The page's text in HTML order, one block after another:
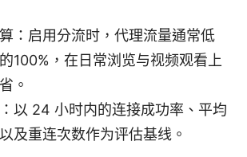
：启用分流时，代理流量通常低
100%，在日常浏览与视频观看上
。
以 24 小时内的连接成功率、平均
及重连次数作为评估基线。